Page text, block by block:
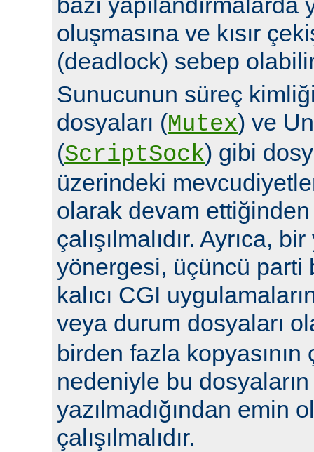
oluşmasına ve kısır
(deadlock) sebep
Sunucunun süreç
dosyaları (Mutex) ve
(ScriptSock) gibi
üzerindeki
olarak devam
çalışılmalıdır. Ayrıca,
yönergesi, üçüncü parti
kalıcı CGI
veya durum dosyaları
birden fazla kopyasının
nedeniyle bu
yazılmadığından emin
çalışılmalıdır.